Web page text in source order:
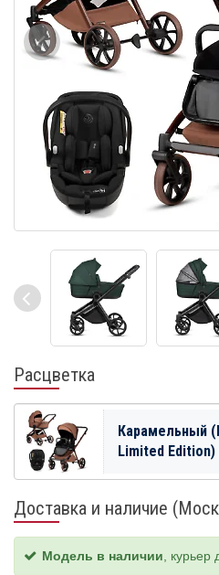
Расцветка
Карамельный
Limited Edition)
Доставка и наличие
Модель в наличии , курьер